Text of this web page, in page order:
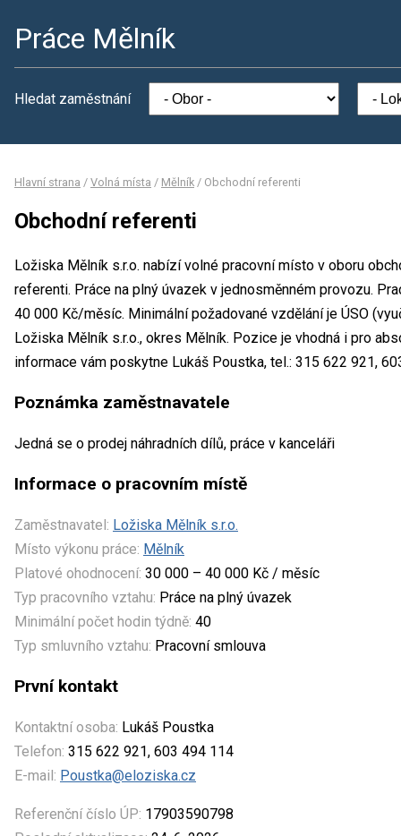
Práce Mělník
Hledat zaměstnání
Hlavní strana / Volná místa / Mělník / Obchodní referenti
Obchodní referenti
Ložiska Mělník s.r.o. nabízí volné pracovní místo v oboru
referenti. Práce na plný úvazek v jednosměnném provozu.
40 000 Kč/měsíc. Minimální požadované vzdělání je ÚSO
Ložiska Mělník s.r.o., okres Mělník. Pozice je vhodná i pro
informace vám poskytne Lukáš Poustka, tel.: 315 622 921,
Poznámka zaměstnavatele
Jedná se o prodej náhradních dílů, práce v kanceláři
Informace o pracovním místě
Zaměstnavatel: Ložiska Mělník s.r.o.
Místo výkonu práce: Mělník
Platové ohodnocení: 30 000 – 40 000 Kč / měsíc
Typ pracovního vztahu: Práce na plný úvazek
Minimální počet hodin týdně: 40
Typ smluvního vztahu: Pracovní smlouva
První kontakt
Kontaktní osoba: Lukáš Poustka
Telefon: 315 622 921, 603 494 114
E-mail: Poustka@eloziska.cz
Referenční číslo ÚP: 17903590798